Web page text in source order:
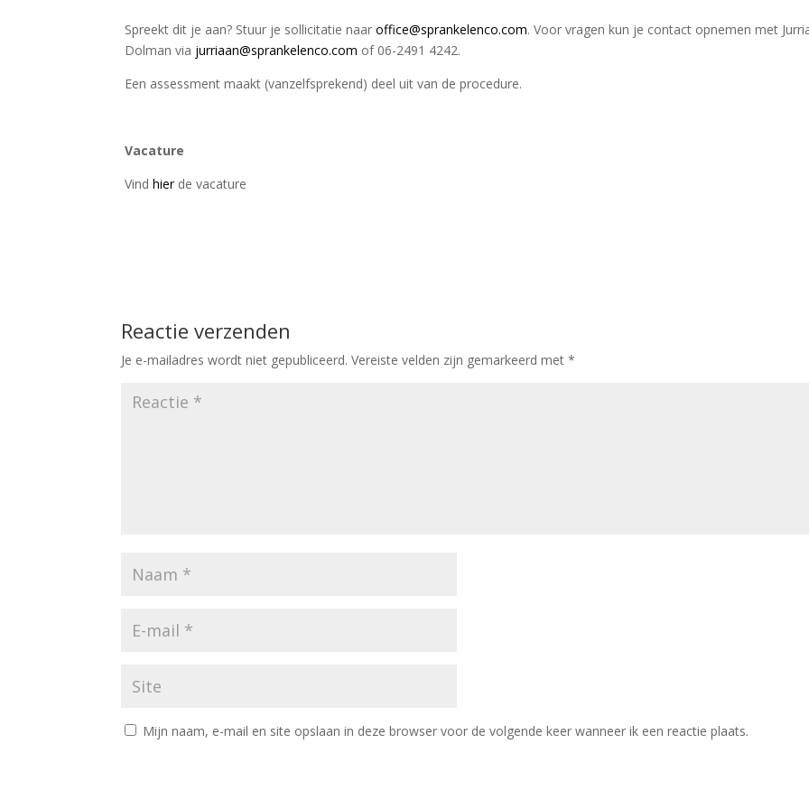
Spreekt dit je aan? Stuur je sollicitatie naaroffice@sprankelenco.com. Voor vragen kun je contact opnemen met
Dolman via jurriaan@sprankelenco.com of 06-2491 4242.
Een assessment maakt (vanzelfsprekend) deel uit van de procedure.
Vacature
Vindhierde vacature
Reactie verzenden
Je e-mailadres wordt niet gepubliceerd. Vereiste velden zijn gemarkeerd met*
Mijn naam, e-mail en site opslaan in deze browser voor de volgende keer wanneer ik een reactie plaats.